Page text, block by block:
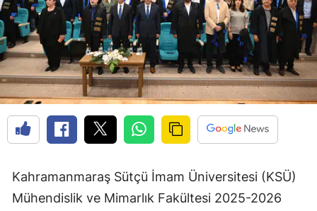
Kahramanmaraş Sütçü İmam Üniversitesi (KSÜ)
Mühendislik ve Mimarlık Fakültesi 2025-2026